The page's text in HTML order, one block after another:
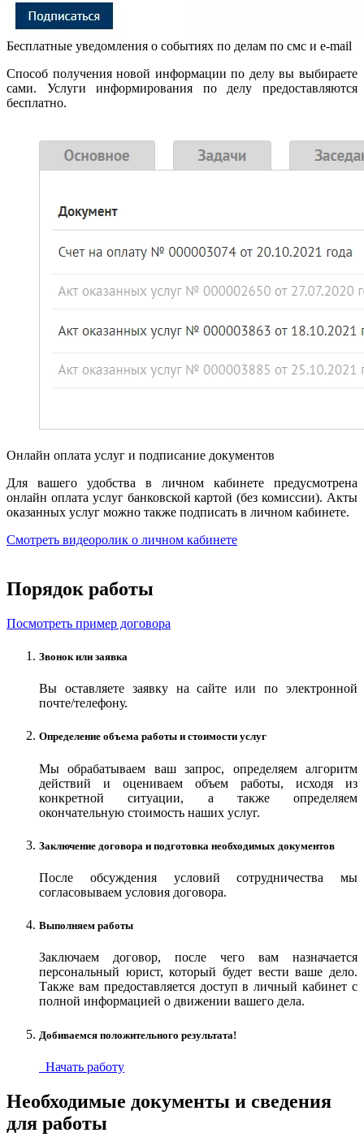
Бесплатные уведомления о событиях по делам по смс и e-mail
Способ получения новой информации по делу вы выбираете
сами. Услуги информирования по делу предоставляются
бесплатно.
Онлайн оплата услуг и подписание документов
Для вашего удобства в личном кабинете предусмотрена
онлайн оплата услуг банковской картой (без комиссии). Акты
оказанных услуг можно также подписать в личном кабинете.
Смотреть видеоролик о личном кабинете
Порядок работы
Посмотреть пример договора
Звонок или заявка
Вы оставляете заявку на сайте или по электронной
почте/телефону.
Определение объема работы и стоимости услуг
Мы обрабатываем ваш запрос, определяем алгоритм
действий и оцениваем объем работы, исходя из
конкретной ситуации, а также определяем
окончательную стоимость наших услуг.
Заключение договора и подготовка необходимых документов
После обсуждения условий сотрудничества мы
согласовываем условия договора.
Выполняем работы
Заключаем договор, после чего вам назначается
персональный юрист, который будет вести ваше дело.
Также вам предоставляется доступ в личный кабинет с
полной информацией о движении вашего дела.
Добиваемся положительного результата!
Начать работу
Необходимые документы и сведения
для работы